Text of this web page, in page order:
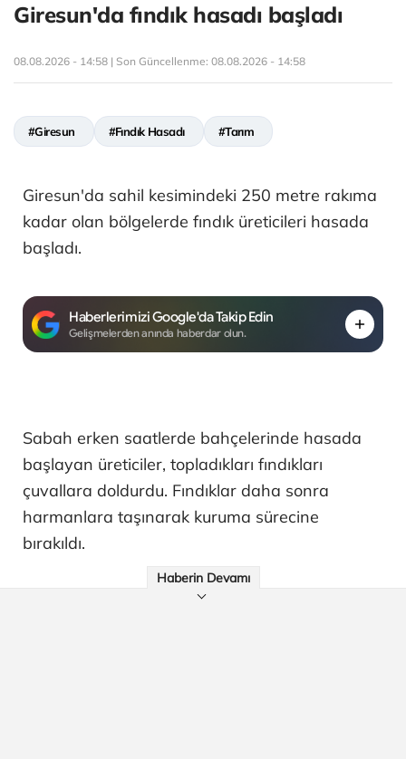
Giresun'da fındık hasadı başladı
08.08.2026 - 14:58 | Son Güncellenme: 08.08.2026 - 14:58
#Giresun #Fındık Hasadı #Tarım
Giresun'da sahil kesimindeki 250 metre rakıma
kadar olan bölgelerde fındık üreticileri hasada
başladı.
Haberlerimizi Google'da Takip Edin
Gelişmelerden anında haberdar olun.
Sabah erken saatlerde bahçelerinde hasada
başlayan üreticiler, topladıkları fındıkları
çuvallara doldurdu. Fındıklar daha sonra
harmanlara taşınarak kuruma sürecine
bırakıldı.
Haberin Devamı